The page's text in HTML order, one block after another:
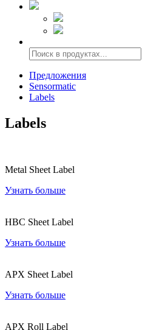
Предложения
Sensormatic
Labels
Labels
Metal Sheet Label
Узнать больше
HBC Sheet Label
Узнать больше
APX Sheet Label
Узнать больше
APX Roll Label